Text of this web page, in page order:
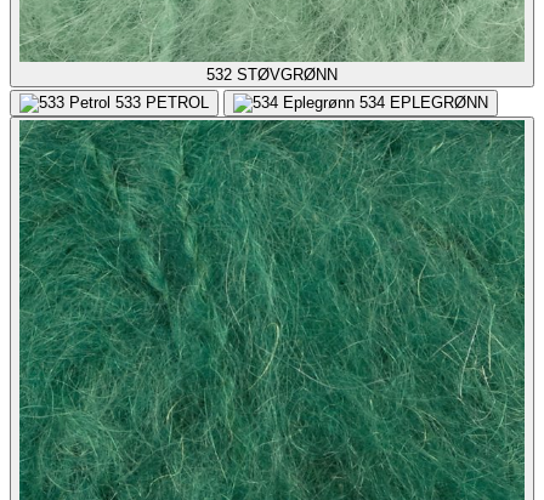
532 STØVGRØNN
533 PETROL 534 EPLEGRØNN